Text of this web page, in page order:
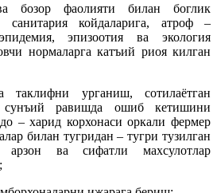
бозор фаолияти билан боглик
санитария койдаларига, атроф –
эпизоотия ва экология
нормаларга катъий риоя килган
таклифни урганиш, сотилаётган
сунъий равишда ошиб кетишини
– харид корхонаси оркали фермер
билан тугридан – тугри тузилган
арзон ва сифатли махсулотлар